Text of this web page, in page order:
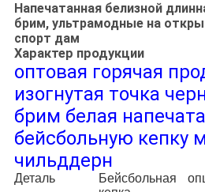
Напечатанная белизной
брим, ультрамодные на
спорт дам
Характер продукции
оптовая горячая
изогнутая точка
брим белая
бейсбольную кепку
чильддерн
Деталь
Бейсбольная